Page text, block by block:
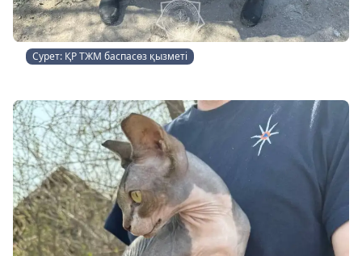
Сурет: ҚР ТЖМ баспасөз қызметі